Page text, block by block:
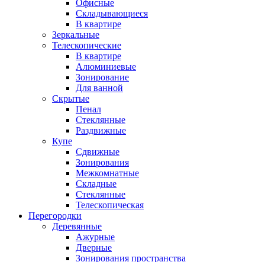
Офисные
Складывающиеся
В квартире
Зеркальные
Телескопические
В квартире
Алюминиевые
Зонирование
Для ванной
Скрытые
Пенал
Стеклянные
Раздвижные
Купе
Сдвижные
Зонирования
Межкомнатные
Складные
Стеклянные
Телескопическая
Перегородки
Деревянные
Ажурные
Дверные
Зонирования пространства